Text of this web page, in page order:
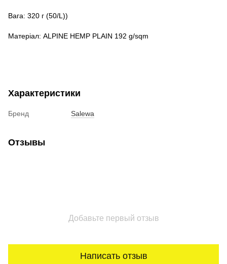
Вага: 320 г (50/L))
Матеріал: ALPINE HEMP PLAIN 192 g/sqm
Характеристики
Бренд Salewa
Отзывы
Добавьте первый отзыв
Написать отзыв